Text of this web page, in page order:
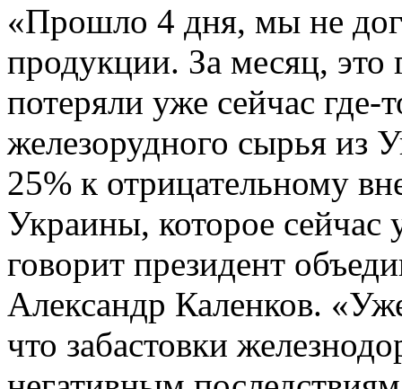
«Прошло 4 дня, мы не
продукции. За месяц,
потеряли уже сейчас где-
железорудного сырья из
25% к отрицательному
Украины, которое
говорит президент
Александр Каленков.
что забастовки